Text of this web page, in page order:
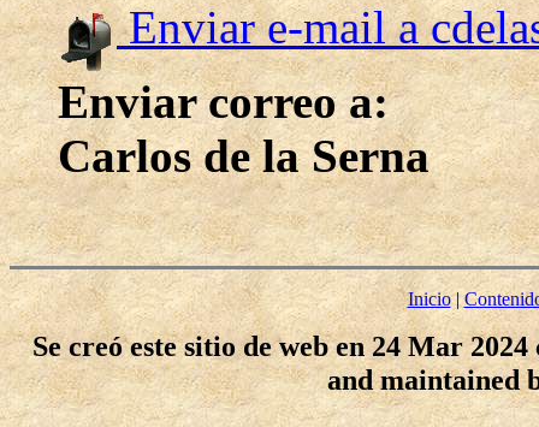
Enviar e-mail a
Enviar correo a:
Carlos de la Serna
Inicio|
Se creó este sitio de web en 24 Mar
and maintained